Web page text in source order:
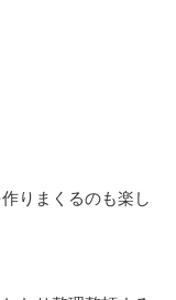
りまくるのも楽し